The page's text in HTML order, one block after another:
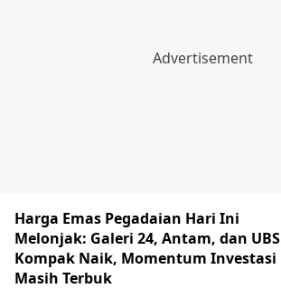
Harga Emas Pegadaian Hari Ini
Melonjak: Galeri 24, Antam, dan UBS
Kompak Naik, Momentum Investasi
Masih Terbuk